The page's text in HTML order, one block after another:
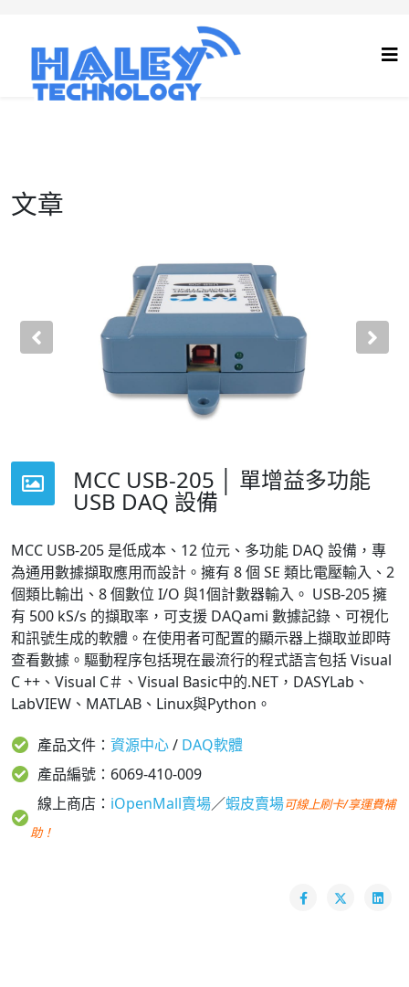
文章
Previous
MCC USB-205 │ 單增益多功能
USB DAQ 設備
MCC USB-205 是低成本、12 位元、多功能 DAQ 設備，專
為通用數據擷取應用而設計。擁有 8 個 SE 類比電壓輸入、2
個類比輸出、8 個數位 I/O 與1個計數器輸入。 USB-205 擁
有 500 kS/s 的擷取率，可支援 DAQami 數據記錄、可視化
和訊號生成的軟體。在使用者可配置的顯示器上擷取並即時
查看數據。 驅動程序包括現在最流行的程式語言包括 Visual
C ++、Visual C＃、Visual Basic中的.NET，DASYLab、
LabVIEW、MATLAB、Linux與Python。
產品文件： 資源中心/ DAQ軟體
產品編號：6069-410-009
線上商店： iOpenMall賣場／蝦皮賣場可線上刷卡/享運費補
助！